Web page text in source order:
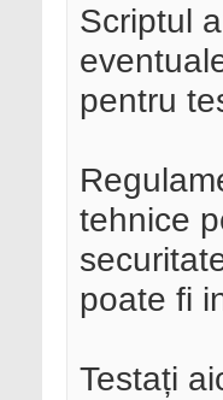
Scriptul
pentru
tehnice
poate fi
Testați